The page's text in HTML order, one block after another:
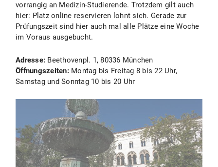
vorrangig an Medizin-Studierende. Trotzdem gilt auch
hier: Platz online reservieren lohnt sich. Gerade zur
Prüfungszeit sind hier auch mal alle Plätze eine Woche
im Voraus ausgebucht.
Adresse: Beethovenpl. 1, 80336 München
Öffnungszeiten:Montag bis Freitag 8 bis 22 Uhr,
Samstag und Sonntag 10 bis 20 Uhr